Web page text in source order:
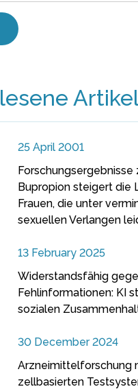
25 April 2001
Forschungsergebnisse
Bupropion steigert die
Frauen, die unter
sexuellen Verlangen
13 February 2025
Widerstandsfähig
Fehlinformationen: KI
sozialen
30 December 2024
Arzneimittelforschung
zellbasierten